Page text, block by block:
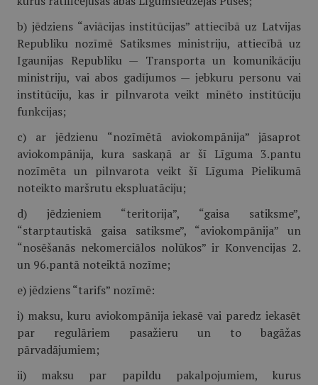
b) jēdziens “aviācijas institūcijas” attiecībā uz Latvijas
Republiku nozīmē Satiksmes ministriju, attiecībā uz
Igaunijas Republiku — Transporta un komunikāciju
ministriju, vai abos gadījumos — jebkuru personu vai
institūciju, kas ir pilnvarota veikt minēto institūciju
funkcijas;
c) ar jēdzienu “nozīmētā aviokompānija” jāsaprot
aviokompānija, kura saskaņā ar šī Līguma 3.pantu
nozīmēta un pilnvarota veikt šī Līguma Pielikumā
noteikto maršrutu ekspluatāciju;
d) jēdzieniem “teritorija”, “gaisa satiksme”,
“starptautiskā gaisa satiksme”, “aviokompānija” un
“nosēšanās nekomerciālos nolūkos” ir Konvencijas 2.
un 96.pantā noteiktā nozīme;
e) jēdziens “tarifs” nozīmē:
i) maksu, kuru aviokompānija iekasē vai paredz iekasēt
par regulāriem pasažieru un to bagāžas
pārvadājumiem;
ii) maksu par papildu pakalpojumiem, kurus